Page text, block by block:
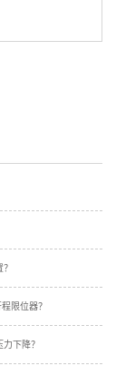
限位器？
下降？